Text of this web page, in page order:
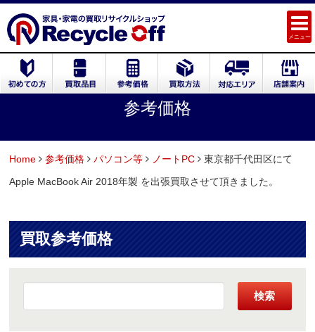
メニュー
参考価格
Home 参考価格 パソコン等 ノートPC
東京都千代田区にて
Apple MacBook Air 2018年製 を出張買取させて頂きました。
買取参考価格
検索